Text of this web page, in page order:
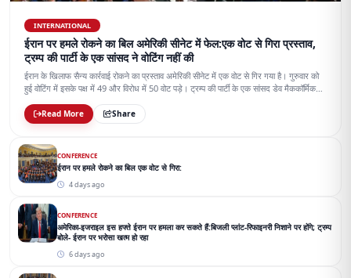
INTERNATIONAL
ईरान पर हमले रोकने का बिल अमेरिकी सीनेट में फेल:एक वोट से गिरा प्रस्ताव,
ट्रम्प की पार्टी के एक सांसद ने वोटिंग नहीं की
ईरान के खिलाफ सैन्य कार्रवाई रोकने का प्रस्ताव अमेरिकी सीनेट में एक वोट से गिर गया है। गुरुवार को
हुई वोटिंग में इसके पक्ष में 49 और विरोध में 50 वोट पड़े। ट्रम्प की पार्टी के एक सांसद डेव मैककॉर्मिक
Read More Share
CONFERENCE
ईरान पर हमले रोकने का बिल एक वोट से गिरा:
4 days ago
CONFERENCE
अमेरिका-इजराइल इस हफ्ते ईरान पर हमला कर सकते हैं:बिजली प्लांट-रिफाइनरी निशाने पर होंगे; ट्रम्प
बोले- ईरान पर भरोसा खत्म हो रहा
6 days ago